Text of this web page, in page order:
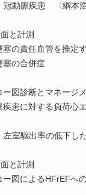
脈疾患 〈綱本浩
計測
責任血管を推定
の合併症
診断とマネージメ
に対する負荷心エ
駆出率の低下した
計測
によるHFrEFへの